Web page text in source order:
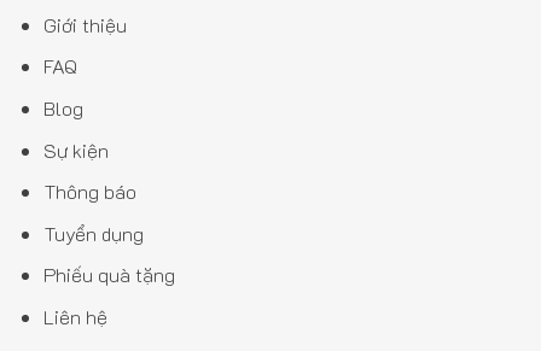
Giới thiệu
FAQ
Blog
Sự kiện
Thông báo
Tuyển dụng
Phiếu quà tặng
Liên hệ